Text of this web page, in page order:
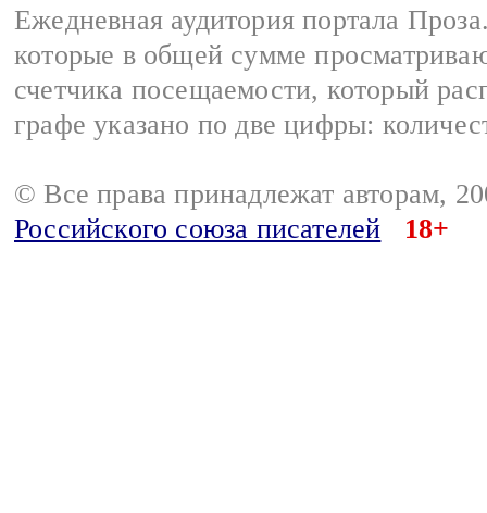
Ежедневная аудитория портала
которые в общей сумме
счетчика посещаемости, который
графе указано по две цифры:
© Все права принадлежат авторам,
Российского союза писателей
18+